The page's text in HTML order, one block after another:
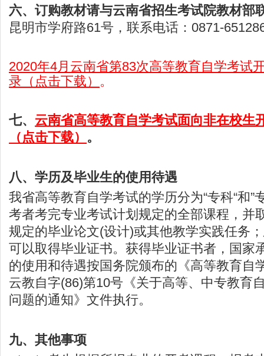
六、订购教材请与云南省招生考试院教材部
昆明市学府路61号，联系电话：0871-
2020年4月云南省第83次高等教育自学考试
录（点击下载） 。
七、 云南省高等教育自学考试面向非在校生
（点击下载） 。
八、学历及毕业生的使用待遇
我省高等教育自学考试的学历分为“专科“和”
考者考完专业考试计划规定的全部课程，并
规定的毕业论文(设计)或其他教学实践任务
可以取得毕业证书。获得毕业证书者，国家
的使用和待遇按国务院颁布的《高等教育自
云教自字(86)第10号《关于高等、中专教育
问题的通知》文件执行。
九、其他事项